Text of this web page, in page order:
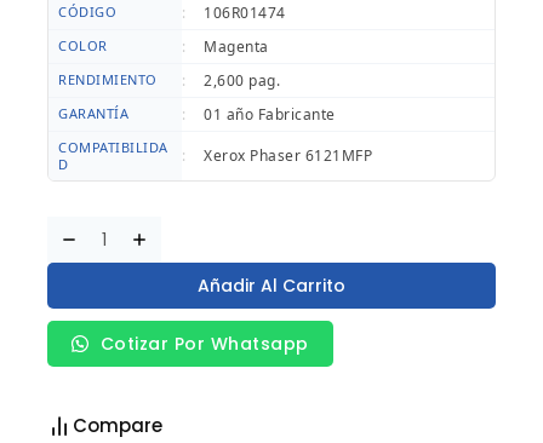
CÓDIGO : 106R01474
COLOR : Magenta
RENDIMIENTO : 2,600 pag.
GARANTÍA : 01 año Fabricante
COMPATIBILIDA
D
: Xerox Phaser 6121MFP
Añadir Al Carrito
Cotizar Por Whatsapp
Compare